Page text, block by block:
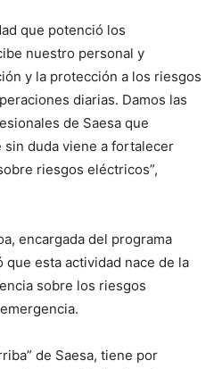
que potenció los
nuestro personal y
y la protección a los riesgos
diarias. Damos las
de Saesa que
duda viene a fortalecer
riesgos eléctricos”,
encargada del programa
que esta actividad nace de la
sobre los riesgos
de Saesa, tiene por